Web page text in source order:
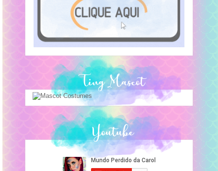
Ting Mascot
Youtube